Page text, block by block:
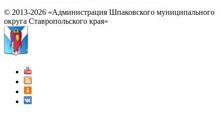
© 2013-2026 «Администрация Шпаковского муниципального
округа Ставропольского края»